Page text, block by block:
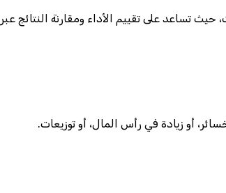
تساعد على تقييم الأداء ومقارنة النتائج
أو زيادة في رأس المال، أو توزيعات.